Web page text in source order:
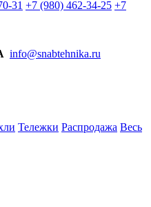
31 +7 (980) 462-34-25 +7
info@snabtehnika.ru
Тележки Распродажа Весь